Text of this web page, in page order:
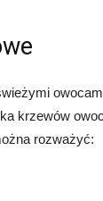
krzewów
rozważyć: